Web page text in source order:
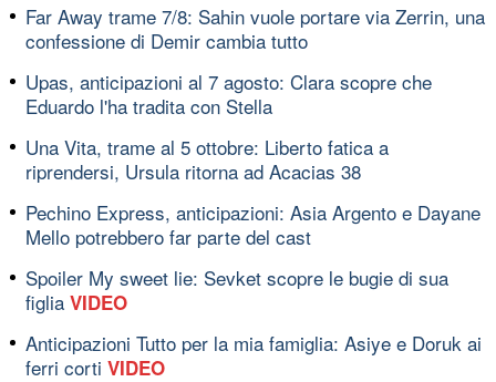
Far Away trame 7/8: Sahin vuole portare via Zerrin, una
confessione di Demir cambia tutto
Upas, anticipazioni al 7 agosto: Clara scopre che
Eduardo l'ha tradita con Stella
Una Vita, trame al 5 ottobre: Liberto fatica a
riprendersi, Ursula ritorna ad Acacias 38
Pechino Express, anticipazioni: Asia Argento e Dayane
Mello potrebbero far parte del cast
Spoiler My sweet lie: Sevket scopre le bugie di sua
figlia VIDEO
Anticipazioni Tutto per la mia famiglia: Asiye e Doruk ai
ferri corti VIDEO